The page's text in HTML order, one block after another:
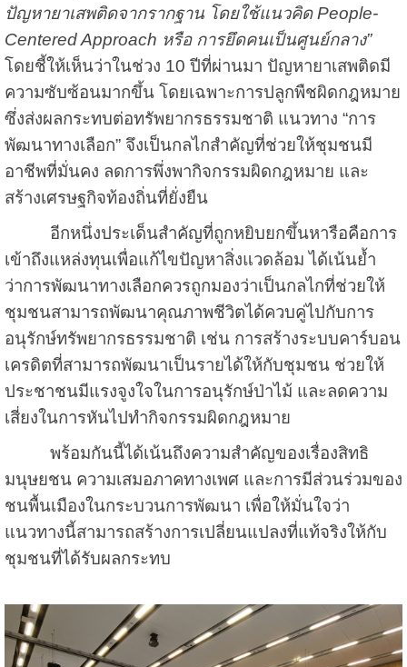
ปัญหายาเสพติดจากรากฐาน โดยใช้แนวคิด People-
Centered Approach หรือ การยึดคนเป็นศูนย์กลาง”
โดยชี้ให้เห็นว่าในช่วง 10 ปีที่ผ่านมา ปัญหายาเสพติดมี
ความซับซ้อนมากขึ้น โดยเฉพาะการปลูกพืชผิดกฎหมาย
ซึ่งส่งผลกระทบต่อทรัพยากรธรรมชาติ แนวทาง “การ
พัฒนาทางเลือก” จึงเป็นกลไกสำคัญที่ช่วยให้ชุมชนมี
อาชีพที่มั่นคง ลดการพึ่งพากิจกรรมผิดกฎหมาย และ
สร้างเศรษฐกิจท้องถิ่นที่ยั่งยืน
อีกหนึ่งประเด็นสำคัญที่ถูกหยิบยกขึ้นหารือคือการ
เข้าถึงแหล่งทุนเพื่อแก้ไขปัญหาสิ่งแวดล้อม ได้เน้นย้ำ
ว่าการพัฒนาทางเลือกควรถูกมองว่าเป็นกลไกที่ช่วยให้
ชุมชนสามารถพัฒนาคุณภาพชีวิตได้ควบคู่ไปกับการ
อนุรักษ์ทรัพยากรธรรมชาติ เช่น การสร้างระบบคาร์บอน
เครดิตที่สามารถพัฒนาเป็นรายได้ให้กับชุมชน ช่วยให้
ประชาชนมีแรงจูงใจในการอนุรักษ์ป่าไม้ และลดความ
เสี่ยงในการหันไปทำกิจกรรมผิดกฎหมาย
พร้อมกันนี้ได้เน้นถึงความสำคัญของเรื่องสิทธิ
มนุษยชน ความเสมอภาคทางเพศ และการมีส่วนร่วมของ
ชนพื้นเมืองในกระบวนการพัฒนา เพื่อให้มั่นใจว่า
แนวทางนี้สามารถสร้างการเปลี่ยนแปลงที่แท้จริงให้กับ
ชุมชนที่ได้รับผลกระทบ